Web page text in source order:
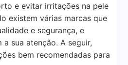
e evitar irritações na pele
existem várias marcas que
e segurança, e
a sua atenção. A seguir,
bem recomendadas para